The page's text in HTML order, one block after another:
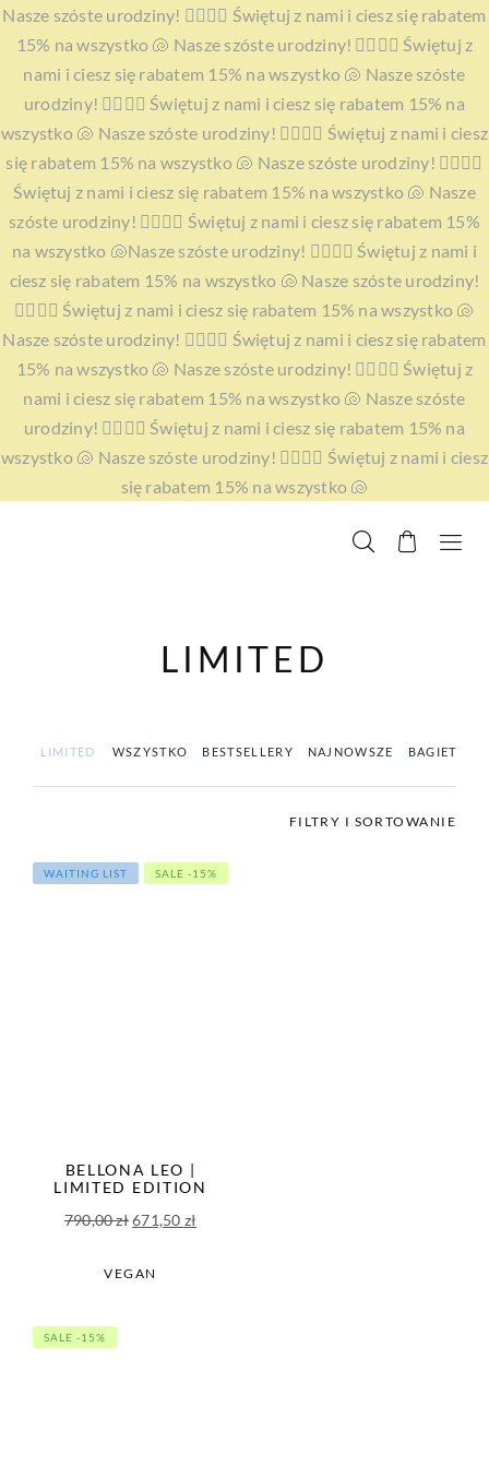
Przejdź
Nasze szóste urodziny! 🧜‍♀️🧜‍♀️ Świętuj z nami i ciesz się rabatem
15% na wszystko 🐚 Nasze szóste urodziny! 🧜‍♀️🧜‍♀️ Świętuj z
nami i ciesz się rabatem 15% na wszystko 🐚 Nasze szóste
urodziny! 🧜‍♀️🧜‍♀️ Świętuj z nami i ciesz się rabatem 15% na
wszystko 🐚 Nasze szóste urodziny! 🧜‍♀️🧜‍♀️ Świętuj z nami i ciesz
się rabatem 15% na wszystko 🐚 Nasze szóste urodziny! 🧜‍♀️🧜‍♀️
Świętuj z nami i ciesz się rabatem 15% na wszystko 🐚 Nasze
szóste urodziny! 🧜‍♀️🧜‍♀️ Świętuj z nami i ciesz się rabatem 15%
na wszystko 🐚Nasze szóste urodziny! 🧜‍♀️🧜‍♀️ Świętuj z nami i
ciesz się rabatem 15% na wszystko 🐚 Nasze szóste urodziny!
🧜‍♀️🧜‍♀️ Świętuj z nami i ciesz się rabatem 15% na wszystko 🐚
Nasze szóste urodziny! 🧜‍♀️🧜‍♀️ Świętuj z nami i ciesz się rabatem
15% na wszystko 🐚 Nasze szóste urodziny! 🧜‍♀️🧜‍♀️ Świętuj z
nami i ciesz się rabatem 15% na wszystko 🐚 Nasze szóste
urodziny! 🧜‍♀️🧜‍♀️ Świętuj z nami i ciesz się rabatem 15% na
wszystko 🐚 Nasze szóste urodziny! 🧜‍♀️🧜‍♀️ Świętuj z nami i ciesz
się rabatem 15% na wszystko 🐚
LIMITED
WSZYSTKO BESTSELLERY NAJNOWSZE BAGIETKI
LIMITED
FILTRY I SORTOWANIE
WAITING LIST SALE -15%
BELLONA LEO |
LIMITED EDITION
790,00złPierwotna
wynosiła:
671,50 zł
VEGAN
SALE -15%